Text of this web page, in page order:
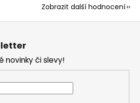
Zobrazit další hodnocení
novinky či slevy!